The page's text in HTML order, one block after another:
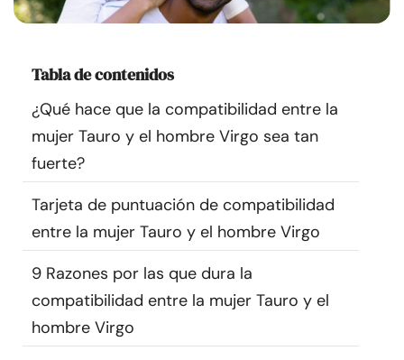
Recursos
Comunidad
Encuentra un terapeuta
Idioma ES
Sobre nosotros Contáctanos Escríbenos
Publicidad con
nosotros
© Copyright 2026. Todos los derechos reservados.
Tabla de contenidos
¿Qué hace que la compatibilidad entre la
mujer Tauro y el hombre Virgo sea tan
fuerte?
Tarjeta de puntuación de compatibilidad
entre la mujer Tauro y el hombre Virgo
9 Razones por las que dura la
compatibilidad entre la mujer Tauro y el
hombre Virgo